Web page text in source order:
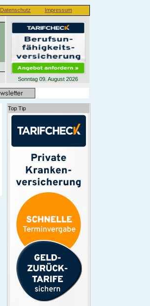
Impressum
Datenschutz
Sonntag 09. August 2026
Top Tip